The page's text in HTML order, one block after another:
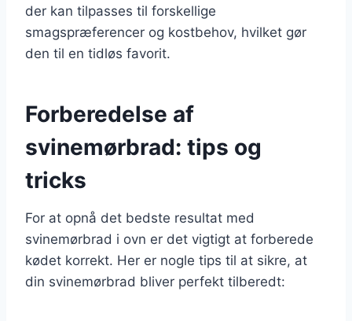
der kan tilpasses til forskellige
smagspræferencer og kostbehov, hvilket gør
den til en tidløs favorit.
Forberedelse af
svinemørbrad: tips og
tricks
For at opnå det bedste resultat med
svinemørbrad i ovn er det vigtigt at forberede
kødet korrekt. Her er nogle tips til at sikre, at
din svinemørbrad bliver perfekt tilberedt: